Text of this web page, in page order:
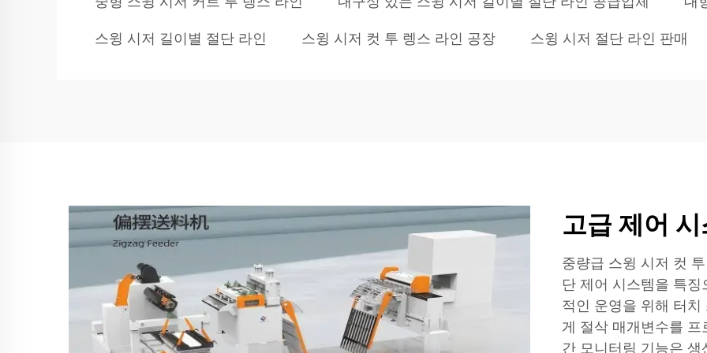
스윙 시저 길이별 절단 라인 스윙 시저 컷 투 렝스 라인 공장 스윙 시저 절단 라인 판매
고급 제어
중량급 스윙 시저 컷
단 제어 시스템을 특
적인 운영을 위해 터
게 절삭 매개변수를
간 모니터링 기능은